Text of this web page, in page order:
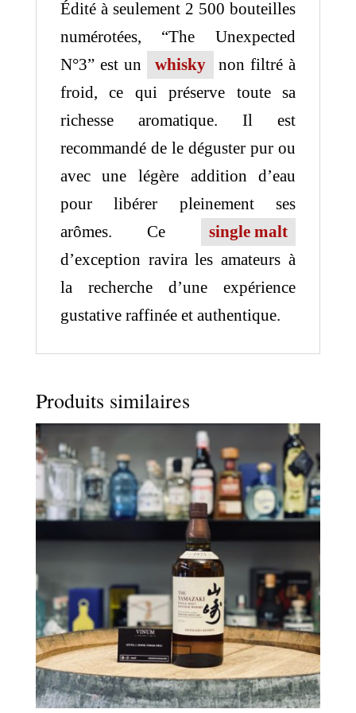
Édité à seulement 2 500 bouteilles
numérotées, “The Unexpected
N°3” est un
whisky
non filtré à
froid, ce qui préserve toute sa
richesse aromatique. Il est
recommandé de le déguster pur ou
avec une légère addition d’eau
pour libérer pleinement ses
arômes. Ce
single malt
d’exception ravira les amateurs à
la recherche d’une expérience
gustative raffinée et authentique.
Produits similaires